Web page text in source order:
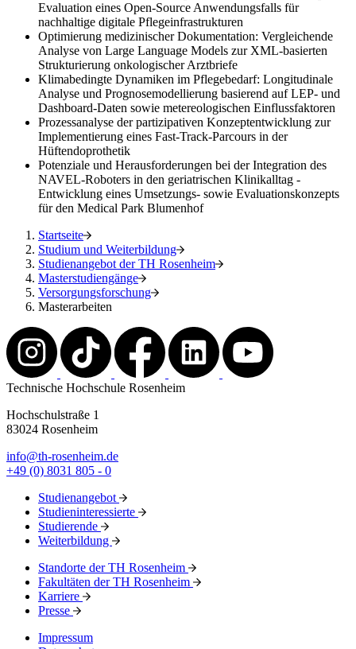
Evaluation eines Open-Source Anwendungsfalls für
nachhaltige digitale Pflegeinfrastrukturen
Optimierung medizinischer Dokumentation: Vergleichende
Analyse von Large Language Models zur XML-basierten
Strukturierung onkologischer Arztbriefe
Klimabedingte Dynamiken im Pflegebedarf: Longitudinale
Analyse und Prognosemodellierung basierend auf LEP- und
Dashboard-Daten sowie metereologischen Einflussfaktoren
Prozessanalyse der partizipativen Konzeptentwicklung zur
Implementierung eines Fast-Track-Parcours in der
Hüftendoprothetik
Potenziale und Herausforderungen bei der Integration des
NAVEL-Roboters in den geriatrischen Klinikalltag -
Entwicklung eines Umsetzungs- sowie Evaluationskonzepts
für den Medical Park Blumenhof
Startseite
Studium und Weiterbildung
Studienangebot der TH Rosenheim
Masterstudiengänge
Versorgungsforschung
Masterarbeiten
Technische Hochschule Rosenheim
Hochschulstraße 1
83024 Rosenheim
info@th-rosenheim.de
+49 (0) 8031 805 - 0
Studienangebot
Studieninteressierte
Studierende
Weiterbildung
Standorte der TH Rosenheim
Fakultäten der TH Rosenheim
Karriere
Presse
Impressum